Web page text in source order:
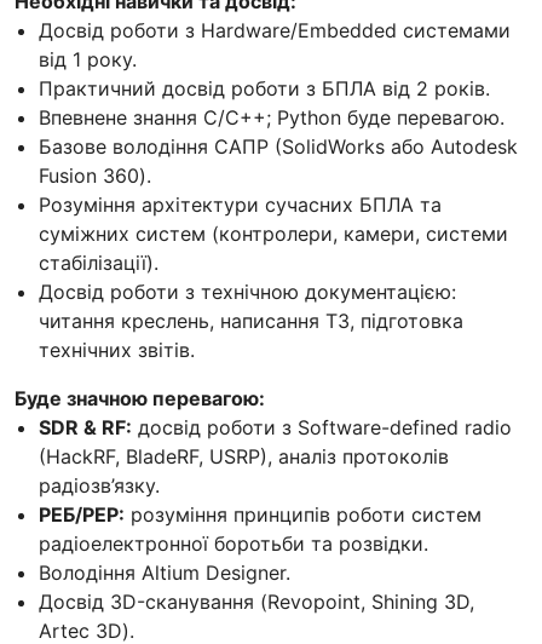
Досвід роботи з Hardware/Embedded системами
від 1 року.
Практичний досвід роботи з БПЛА від 2 років.
Впевнене знання C/C++; Python буде перевагою.
Базове володіння САПР (SolidWorks або Autodesk
Fusion 360).
Розуміння архітектури сучасних БПЛА та
суміжних систем (контролери, камери, системи
стабілізації).
Досвід роботи з технічною документацією:
читання креслень, написання ТЗ, підготовка
технічних звітів.
Буде значною перевагою:
SDR & RF: досвід роботи з Software-defined radio
(HackRF, BladeRF, USRP), аналіз протоколів
радіозв’язку.
РЕБ/РЕР: розуміння принципів роботи систем
радіоелектронної боротьби та розвідки.
Володіння Altium Designer.
Досвід 3D-сканування (Revopoint, Shining 3D,
Artec 3D).